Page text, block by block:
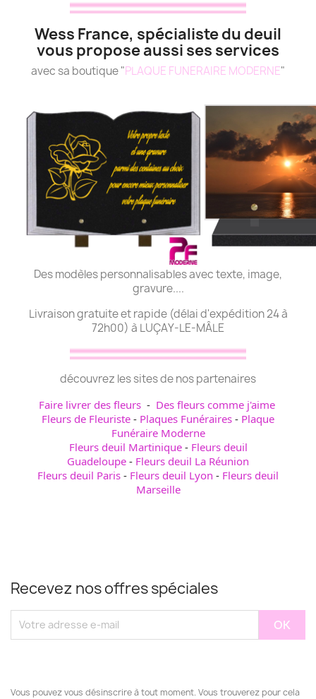
Wess France, spécialiste du deuil
vous propose aussi ses services
avec sa boutique "PLAQUE FUNERAIRE MODERNE"
Des modèles personnalisables avec texte, image,
gravure....
Livraison gratuite et rapide (délai d'expédition 24 à
72h00) à LUÇAY-LE-MÂLE
découvrez les sites de nos partenaires
Faire livrer des fleurs- Des fleurs comme j'aime
Fleurs de Fleuriste - Plaques Funéraires - Plaque
Funéraire Moderne
Fleurs deuil Martinique- Fleurs deuil
Guadeloupe - Fleurs deuil La Réunion
Fleurs deuil Paris - Fleurs deuil Lyon - Fleurs deuil
Marseille
Recevez nos offres spéciales
Vous pouvez vous désinscrire à tout moment. Vous trouverez pour cela